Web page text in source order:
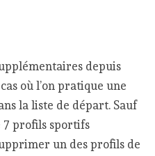
depuis
où l’on pratique une
la liste de départ. Sauf
7 profils sportifs
un des profils de